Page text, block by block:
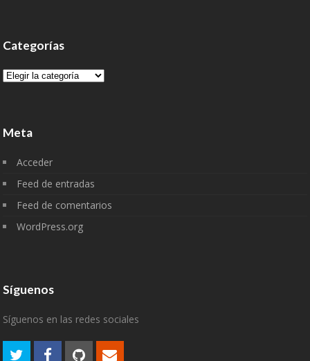
Categorías
Categorías
Meta
Acceder
Feed de entradas
Feed de comentarios
WordPress.org
Síguenos
Síguenos en las redes sociales